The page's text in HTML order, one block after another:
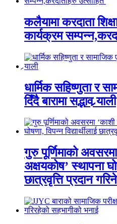
कलैयामा करदाता
कार्यक्रम
धार्मिक सहिष्णुता र
दिँदै बारामा सद्भाव र्‍याली
गुरु पूर्णिमाको
अक्षयकोष’ स्थापना
छात्रवृत्ति प्रदान गरिने